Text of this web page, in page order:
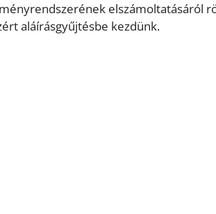
elszámoltatásáról
aláírásgyűjtésbe kezdünk.